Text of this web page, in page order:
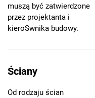
muszą być zatwierdzone
przez projektanta i
kieroSwnika budowy.
Ściany
Od rodzaju ścian